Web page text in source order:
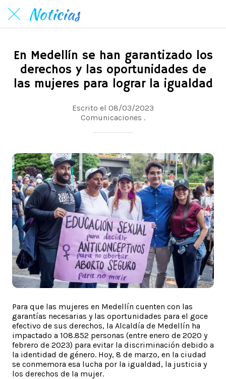
Noticias
En Medellín se han garantizado los
derechos y las oportunidades de
las mujeres para lograr la igualdad
Escrito el 08/03/2023
Comunicaciones .
Para que las mujeres en Medellín cuenten con las
garantías necesarias y las oportunidades para el goce
efectivo de sus derechos, la Alcaldía de Medellín ha
impactado a 108.852 personas (entre enero de 2020 y
febrero de 2023) para evitar la discriminación debido a
la identidad de género. Hoy, 8 de marzo, en la ciudad
se conmemora esa lucha por la igualdad, la justicia y
los derechos de la mujer.